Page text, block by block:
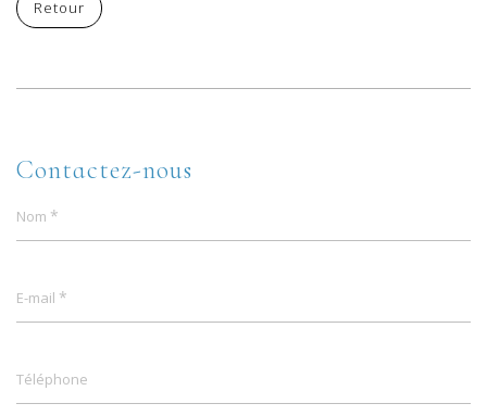
Retour
Contactez-nous
Nom *
E-mail *
Téléphone